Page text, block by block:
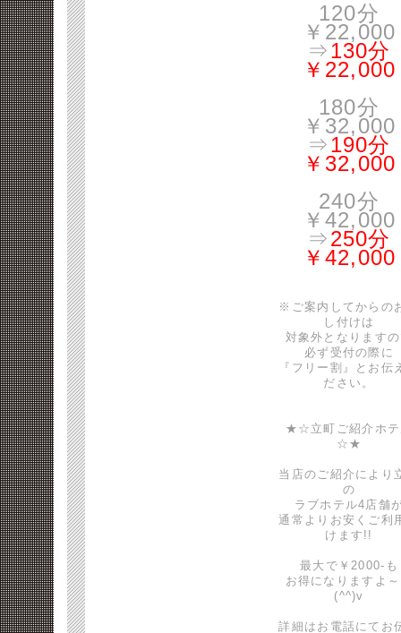
120分
￥22,000
⇒130分
￥22,000
180分
￥32,000
⇒190分
￥32,000
240分
￥42,000
⇒250分
￥42,000
※ご案内してからの
し付けは
対象外となります
必ず受付の際に
『フリー割』とお伝
ださい。
★☆立町ご紹介ホ
☆★
当店のご紹介により
の
ラブホテル4店舗
通常よりお安くご利
けます!!
最大で￥2000-も
お得になりますよ
(^^)v
詳細はお電話にてお